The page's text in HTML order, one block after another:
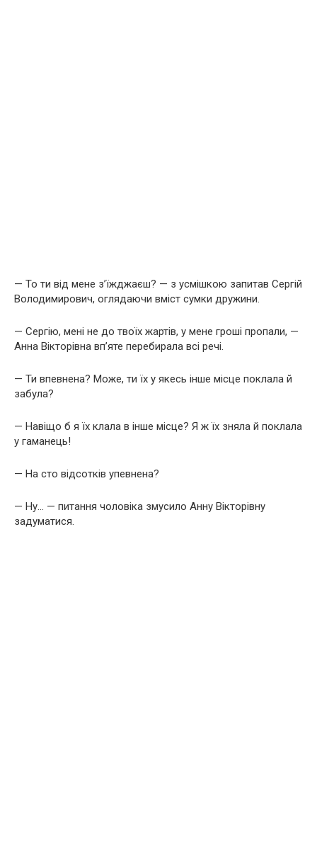
— То ти від мене з’їжджаєш? — з усмішкою запитав Сергій
Володимирович, оглядаючи вміст сумки дружини.
— Сергію, мені не до твоїх жартів, у мене гроші пропали, —
Анна Вікторівна вп’яте перебирала всі речі.
— Ти впевнена? Може, ти їх у якесь інше місце поклала й
забула?
— Навіщо б я їх клала в інше місце? Я ж їх зняла й поклала
у гаманець!
— На сто відсотків упевнена?
— Ну… — питання чоловіка змусило Анну Вікторівну
задуматися.